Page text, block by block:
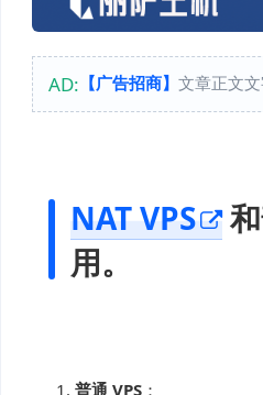
AD: 【广告招商】 文章正文
NAT VPS
和
用。
普通 VPS